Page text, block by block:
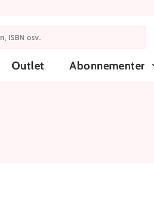
Outlet Abonnementer